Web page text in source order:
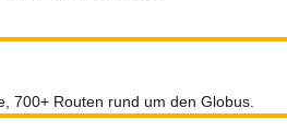
700+ Routen rund um den Globus.